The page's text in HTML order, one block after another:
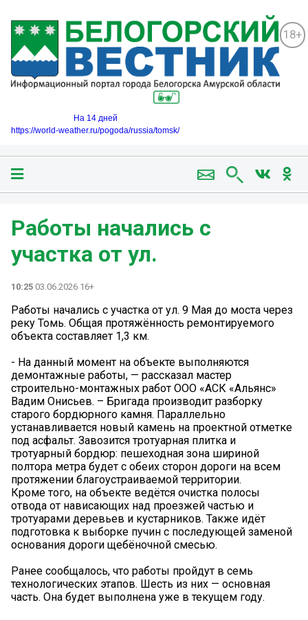
18+
На 14 дней
https://world-weather.ru/pogoda/russia/tomsk/
Работы начались с
участка от ул.
10:25 03.06.2026 16+
Работы начались с участка от ул. 9 Мая до моста через
реку Томь. Общая протяжённость ремонтируемого
объекта составляет 1,3 км.
- На данный момент на объекте выполняются
демонтажные работы, — рассказал мастер
строительно-монтажных работ ООО «АСК «Альянс»
Вадим Онисьев. – Бригада производит разборку
старого бордюрного камня. Параллельно
устанавливается новый камень на проектной отметке
под асфальт. Завозится тротуарная плитка и
тротуарный бордюр: пешеходная зона шириной
полтора метра будет с обеих сторон дороги на всем
протяжении благоустраиваемой территории.
Кроме того, на объекте ведётся очистка полосы
отвода от нависающих над проезжей частью и
тротуарами деревьев и кустарников. Также идёт
подготовка к выборке пучин с последующей заменой
основания дороги щебёночной смесью.
Ранее сообщалось, что работы пройдут в семь
технологических этапов. Шесть из них — основная
часть. Она будет выполнена уже в текущем году.